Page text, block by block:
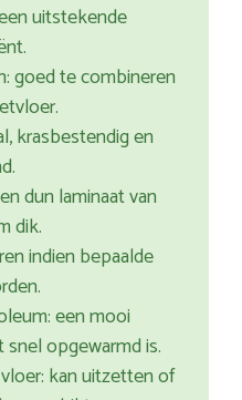
uitstekende
goed te combineren
krasbestendig en
dun laminaat van
dik.
indien bepaalde
een mooi
opgewarmd is.
kan uitzetten of